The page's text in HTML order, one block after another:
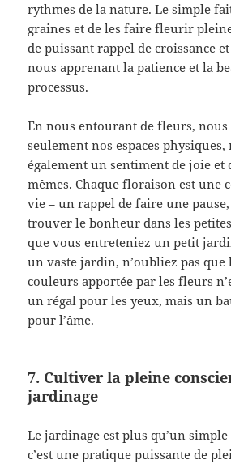
rythmes de la nature. Le simple
graines et de les faire fleurir
de puissant rappel de croissance
nous apprenant la patience et la
processus.
En nous entourant de fleurs, nous
seulement nos espaces
également un sentiment de joie et
mêmes. Chaque floraison est une
vie – un rappel de faire une pause,
trouver le bonheur dans les
que vous entreteniez un petit
un vaste jardin, n’oubliez pas que
couleurs apportée par les fleurs
un régal pour les yeux, mais un
pour l’âme.
7. Cultiver la pleine
jardinage
Le jardinage est plus qu’un simple
c’est une pratique puissante de